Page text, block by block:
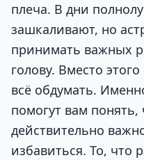
плеча. В дни
зашкаливают, но
принимать важных
голову. Вместо
всё обдумать.
помогут вам понять,
действительно
избавиться. То, что